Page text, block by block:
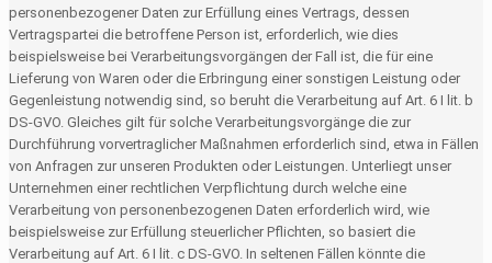
personenbezogener Daten zur Erfüllung eines Vertrags, dessen
Vertragspartei die betroffene Person ist, erforderlich, wie dies
beispielsweise bei Verarbeitungsvorgängen der Fall ist, die für eine
Lieferung von Waren oder die Erbringung einer sonstigen Leistung oder
Gegenleistung notwendig sind, so beruht die Verarbeitung auf Art. 6 I lit. b
DS-GVO. Gleiches gilt für solche Verarbeitungsvorgänge die zur
Durchführung vorvertraglicher Maßnahmen erforderlich sind, etwa in Fällen
von Anfragen zur unseren Produkten oder Leistungen. Unterliegt unser
Unternehmen einer rechtlichen Verpflichtung durch welche eine
Verarbeitung von personenbezogenen Daten erforderlich wird, wie
beispielsweise zur Erfüllung steuerlicher Pflichten, so basiert die
Verarbeitung auf Art. 6 I lit. c DS-GVO. In seltenen Fällen könnte die